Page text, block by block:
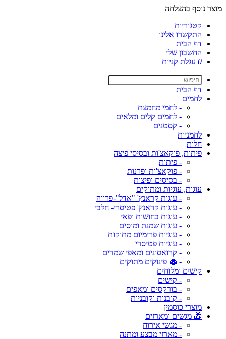
מוצר נוסף בהצלחה
קטגוריות
התקשרו אלינו
דף הבית
החשבון שלי
0 עגלת קניות
דף הבית
לחמים
- לחמי מחמצת
- לחמים קלים ומלאים
- קסטנים
לחמניות
חלות
פיתות, פוקאצ'ות ובסיסי פיצה
- פיתות
- פוקאצ'ות ופרנות
- בסיסים ופיצות
עוגות, עוגיות ומתוקים
- עוגות קראנץ' "אדל"-פרווה
- עוגות קראנץ' פטיסרי- חלבי
- עוגות בחושות ופאי
- עוגות שמנת ומוסים
- עוגיות פרימיום מתוקות
- עוגיות פטיסרי
- קרואסונים ומאפי שמרים
- 🧁 פינוקים מתוקים
קישים ומלוחים
- קישים
- בורקסים ומאפים
- קובנות וקובניות
מוצרי כוסמין
🎁 מגשים ומארזים
- מגשי אירוח
- מארזי מבצע ומתנה